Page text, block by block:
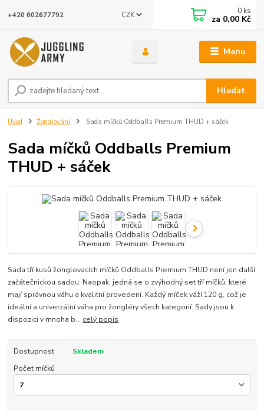
Menu
CZK
Hledat
+420 602677792 0 ks
za 0,00 Kč
Úvod Žonglování Sada míčků Oddballs Premium THUD + sáček
Sada míčků Oddballs Premium
THUD + sáček
Sada tří kusů žonglovacích míčků Oddballs Premium THUD není jen další
začátečnickou sadou. Naopak, jedná se o zvýhodný set tří míčků, které
mají správnou váhu a kvalitní provedení. Každý míček váží 120 g, což je
ideální a univerzální váha pro žongléry všech kategorií. Sady jsou k
dispozici v mnoha b... celý popis
Dostupnost
Skladem
Počet míčků